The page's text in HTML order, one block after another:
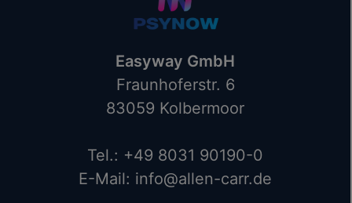
Easyway GmbH
Fraunhoferstr. 6
83059 Kolbermoor
Tel.: +49 8031 90190-0
E-Mail: info@allen-carr.de